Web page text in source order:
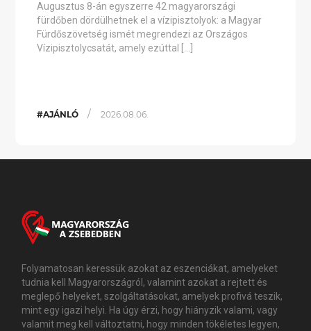
Augusztus 8-án egyszerre 42 magyarországi
fürdőben dördülhetnek el a vízipisztolyok: a Magyar
Fürdőszövetség ismét megrendezi az Országos
Vízipisztolycsatát, amely ezúttal […]
#AJÁNLÓ / 2026.08.06.
Folyamatosan keressük azokat az eszenciákat, amelyeket
tudnia kell Magyarországról, valamint azokat a rejtett és
meglepő helyeket, szolgáltatásokat, amelyek profivá teszik,
mint egy igazi helyi. Ha úgy érzi, hogy hiányzik valami, vagy
valamit meg kell változtatni, hogy minden tökéletes legyen,